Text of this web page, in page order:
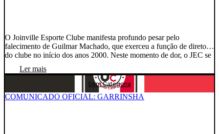
O Joinville Esporte Clube manifesta profundo pesar pelo
falecimento de Guilmar Machado, que exerceu a função de diretor
do clube no início dos anos 2000. Neste momento de dor, o JEC se
com Guilmar, desejando força e conforto para enfrentar esta
irreparável perda. Que sua memória […]
Ler mais
Sem Categoria
COMUNICADO OFICIAL: GARRINSHA